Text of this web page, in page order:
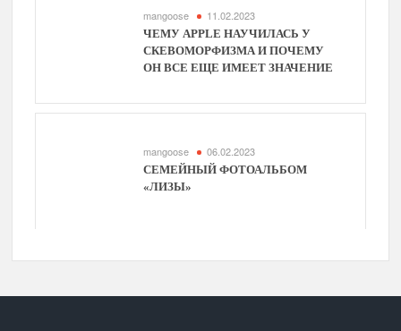
mangoose 11.02.2023
ЧЕМУ APPLE НАУЧИЛАСЬ У
СКЕВОМОРФИЗМА И ПОЧЕМУ
ОН ВСЕ ЕЩЕ ИМЕЕТ ЗНАЧЕНИЕ
mangoose 06.02.2023
СЕМЕЙНЫЙ ФОТОАЛЬБОМ
«ЛИЗЫ»